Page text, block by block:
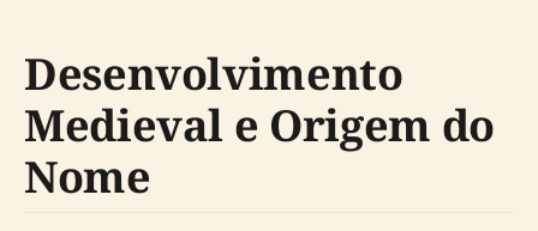
Desenvolvimento
Medieval e Origem do
Nome